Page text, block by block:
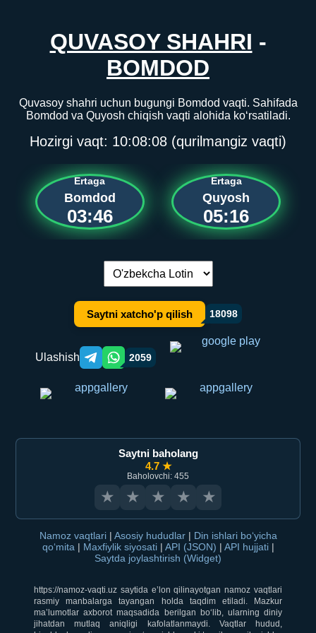
QUVASOY SHAHRI -
BOMDOD
Quvasoy shahri uchun bugungi Bomdod vaqti. Sahifada
Bomdod va Quyosh chiqish vaqti alohida ko‘rsatiladi.
Hozirgi vaqt: 10:08:08 (qurilmangiz vaqti)
Ertaga
Bomdod
03:46
Ertaga
Quyosh
05:16
Tilni almashtirish:
Saytni xatcho'p qilish 18098
Ulashish Telegram orqali ulashish
WhatsApp orqali ulashish
2059
Saytni baholang
4.7 ★
Baholovchi: 455
★ ★ ★ ★ ★
Namoz vaqtlari | Asosiy hududlar | Din ishlari bo‘yicha
qo‘mita | Maxfiylik siyosati | API (JSON) | API hujjati |
Saytda joylashtirish (Widget)
https://namoz-vaqti.uz saytida e’lon qilinayotgan namoz vaqtlari
rasmiy manbalarga tayangan holda taqdim etiladi. Mazkur
ma’lumotlar axborot maqsadida berilgan bo‘lib, ularning diniy
jihatdan mutlaq aniqligi kafolatlanmaydi. Vaqtlar hudud,